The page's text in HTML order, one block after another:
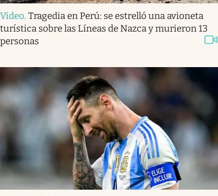
Video. Tragedia en Perú: se estrelló una avioneta
turística sobre las Líneas de Nazca y murieron 13
personas